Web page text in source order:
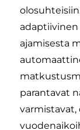
ajamisesta
parantavat